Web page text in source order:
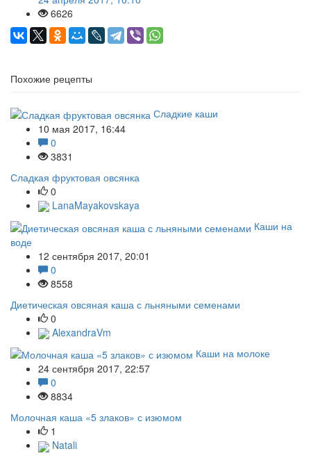
6626
Похожие рецепты
Сладкие каши
10 мая 2017, 16:44
0
3831
Сладкая фруктовая овсянка
0
LanaMayakovskaya
Каши на
воде
12 сентября 2017, 20:01
0
8558
Диетическая овсяная каша с льняными семенами
0
AlexandraVm
Каши на молоке
24 сентября 2017, 22:57
0
8834
Молочная каша «5 злаков» с изюмом
1
Natali